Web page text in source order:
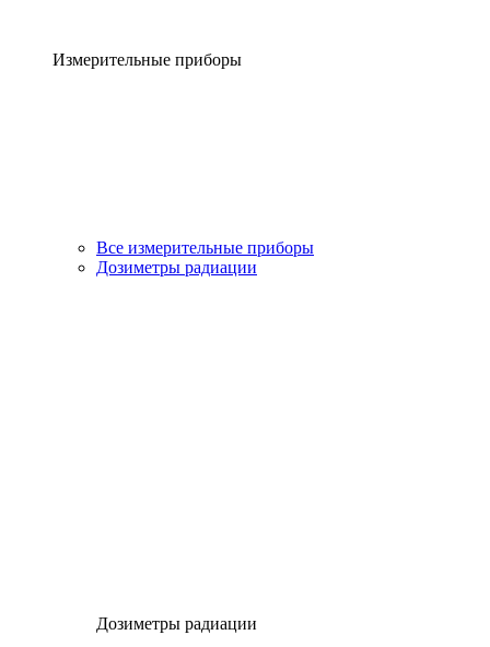
Измерительные приборы
Все измерительные приборы
Дозиметры радиации
Дозиметры радиации